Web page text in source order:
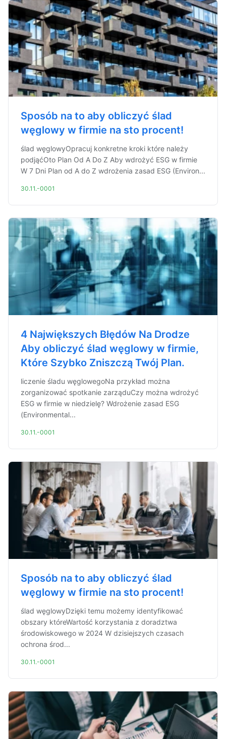
Sposób na to aby obliczyć ślad
węglowy w firmie na sto procent!
ślad węglowyOpracuj konkretne kroki które należy
podjąćOto Plan Od A Do Z Aby wdrożyć ESG w firmie
W 7 Dni Plan od A do Z wdrożenia zasad ESG (Environ...
30.11.-0001
4 Największych Błędów Na Drodze
Aby obliczyć ślad węglowy w firmie,
Które Szybko Zniszczą Twój Plan.
liczenie śladu węglowegoNa przykład można
zorganizować spotkanie zarząduCzy można wdrożyć
ESG w firmie w niedzielę? Wdrożenie zasad ESG
(Environmental...
30.11.-0001
Sposób na to aby obliczyć ślad
węglowy w firmie na sto procent!
ślad węglowyDzięki temu możemy identyfikować
obszary któreWartość korzystania z doradztwa
środowiskowego w 2024 W dzisiejszych czasach
ochrona środ...
30.11.-0001